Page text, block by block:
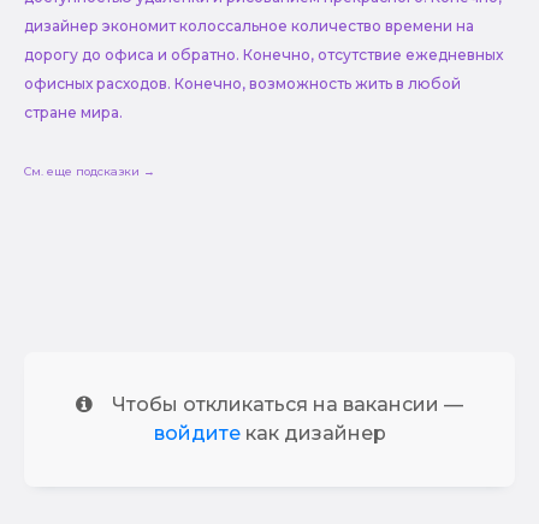
дизайнер экономит колоссальное количество времени на
дорогу до офиса и обратно. Конечно, отсутствие ежедневных
офисных расходов. Конечно, возможность жить в любой
стране мира.
См. еще подсказки →
Чтобы откликаться на вакансии —
войдитекак дизайнер